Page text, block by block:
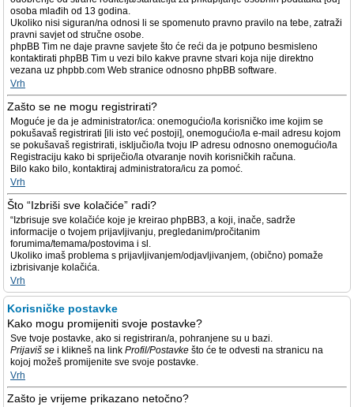
osoba mlađih od 13 godina.
Ukoliko nisi siguran/na odnosi li se spomenuto pravno pravilo na tebe, zatraži
pravni savjet od stručne osobe.
phpBB Tim ne daje pravne savjete što će reći da je potpuno besmisleno
kontaktirati phpBB Tim u vezi bilo kakve pravne stvari koja nije direktno
vezana uz phpbb.com Web stranice odnosno phpBB software.
Vrh
Zašto se ne mogu registrirati?
Moguće je da je administrator/ica: onemogućio/la korisničko ime kojim se
pokušavaš registrirati [ili isto već postoji], onemogućio/la e-mail adresu kojom
se pokušavaš registrirati, isključio/la tvoju IP adresu odnosno onemogućio/la
Registraciju kako bi spriječio/la otvaranje novih korisničkih računa.
Bilo kako bilo, kontaktiraj administratora/icu za pomoć.
Vrh
Što “Izbriši sve kolačiće” radi?
“Izbrisuje sve kolačiće koje je kreirao phpBB3, a koji, inače, sadrže
informacije o tvojem prijavljivanju, pregledanim/pročitanim
forumima/temama/postovima i sl.
Ukoliko imaš problema s prijavljivanjem/odjavljivanjem, (obično) pomaže
izbrisivanje kolačića.
Vrh
Korisničke postavke
Kako mogu promijeniti svoje postavke?
Sve tvoje postavke, ako si registriran/a, pohranjene su u bazi.
Prijaviš se i klikneš na link Profil/Postavke što će te odvesti na stranicu na
kojoj možeš promijenite sve svoje postavke.
Vrh
Zašto je vrijeme prikazano netočno?